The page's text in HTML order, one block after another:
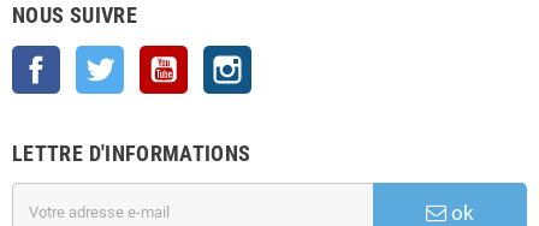
NOUS SUIVRE
Facebook Twitter YouTube
LETTRE D'INFORMATIONS
ok